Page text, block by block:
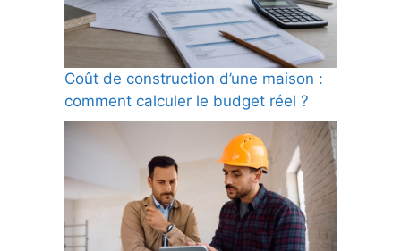
Coût de construction d’une maison :
comment calculer le budget réel ?